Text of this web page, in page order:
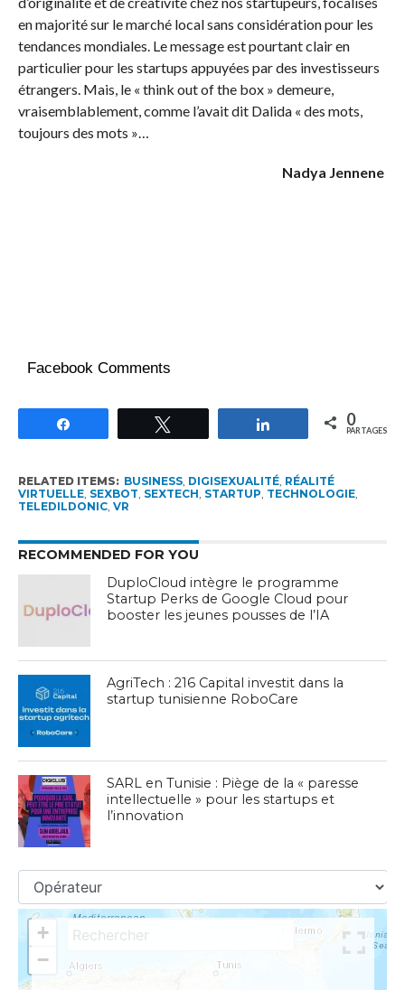
en majorité sur le marché local sans considération pour les
tendances mondiales. Le message est pourtant clair en
particulier pour les startups appuyées par des investisseurs
étrangers. Mais, le « think out of the box » demeure,
vraisemblablement, comme l’avait dit Dalida « des mots,
toujours des mots »…
Nadya Jennene
Facebook Comments
Partagez 0
PARTAGES
RELATED ITEMS: BUSINESS, DIGISEXUALITÉ, RÉALITÉ
VIRTUELLE, SEXBOT, SEXTECH, STARTUP, TECHNOLOGIE,
TELEDILDONIC, VR
RECOMMENDED FOR YOU
DuploCloud intègre le programme
Startup Perks de Google Cloud pour
booster les jeunes pousses de l’IA
AgriTech : 216 Capital investit dans la
startup tunisienne RoboCare
SARL en Tunisie : Piège de la « paresse
intellectuelle » pour les startups et
l’innovation